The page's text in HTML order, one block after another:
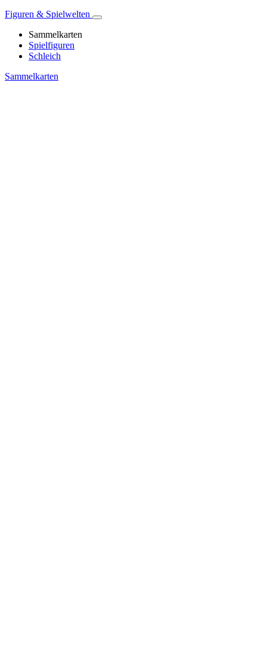
Figuren & Spielwelten
Sammelkarten
Spielfiguren
Schleich
Sammelkarten